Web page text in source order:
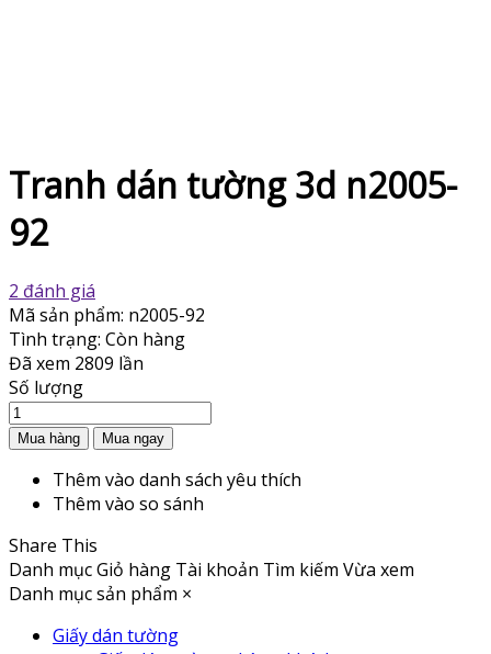
Tranh dán tường 3d n2005-
92
2 đánh giá
Mã sản phẩm: n2005-92
Tình trạng: Còn hàng
Đã xem 2809 lần
Số lượng
Thêm vào danh sách yêu thích
Thêm vào so sánh
Share This
Danh mụcGiỏ hàng Tài khoản Tìm kiếm Vừa xem
Danh mục sản phẩm ×
Giấy dán tường